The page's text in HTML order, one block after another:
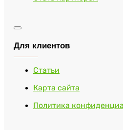
Для клиентов
Статьи
Карта сайта
Политика